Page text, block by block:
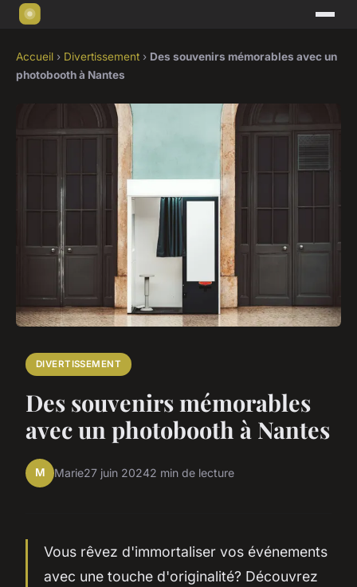
Accueil › Divertissement › Des souvenirs mémorables avec un
photobooth à Nantes
DIVERTISSEMENT
Des souvenirs mémorables
avec un photobooth à Nantes
M Marie27 juin 20242 min de lecture
Vous rêvez d'immortaliser vos événements
avec une touche d'originalité? Découvrez